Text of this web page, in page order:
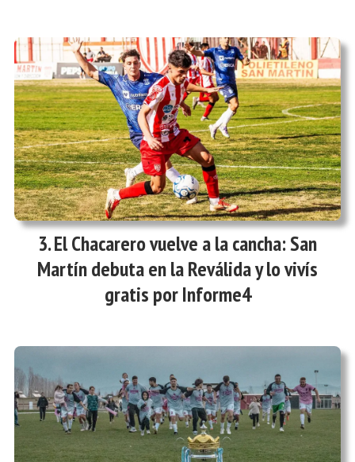
El Chacarero vuelve a la cancha: San
Martín debuta en la Reválida y lo vivís
gratis por Informe4